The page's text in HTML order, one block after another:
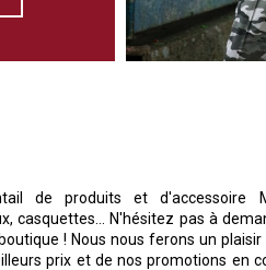
de produits et d'accessoire
casquettes... N'hésitez pas à
! Nous nous ferons un
prix et de nos promotions en